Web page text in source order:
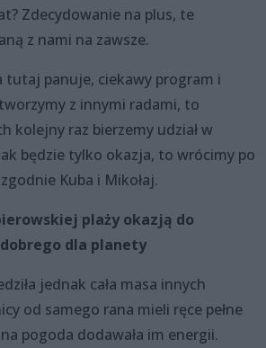
Zdecydowanie na plus, te
z nami na zawsze.
panuje, ciekawy program i
z innymi radami, to
kolejny raz bierzemy udział w
będzie tylko okazja, to wrócimy po
Kuba i Mikołaj.
plaży okazją do
dla planety
jednak cała masa innych
od samego rana mieli ręce pełne
pogoda dodawała im energii.